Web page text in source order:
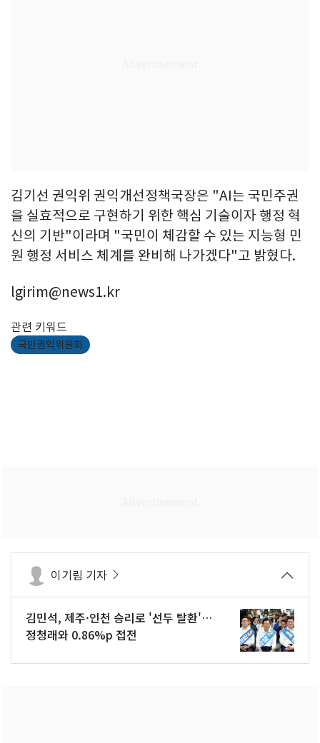
김기선 권익위 권익개선정책국장은 "AI는 국민주권
을 실효적으로 구현하기 위한 핵심 기술이자 행정 혁
신의 기반"이라며 "국민이 체감할 수 있는 지능형 민
원 행정 서비스 체계를 완비해 나가겠다"고 밝혔다.
lgirim@news1.kr
관련 키워드
국민권익위원회
이기림 기자
김민석, 제주·인천 승리로 '선두 탈환'…
정청래와 0.86%p 접전